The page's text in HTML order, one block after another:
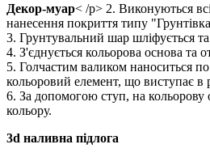
Декор-муар< /p> 2. Виконуються
нанесення покриття типу
3. Грунтувальний шар шліфується
4. З'єднується кольорова основа та
5. Голчастим валиком наноситься по
кольоровий елемент, що виступає в
6. За допомогою ступ, на кольорову
кольору.
3d наливна підлога